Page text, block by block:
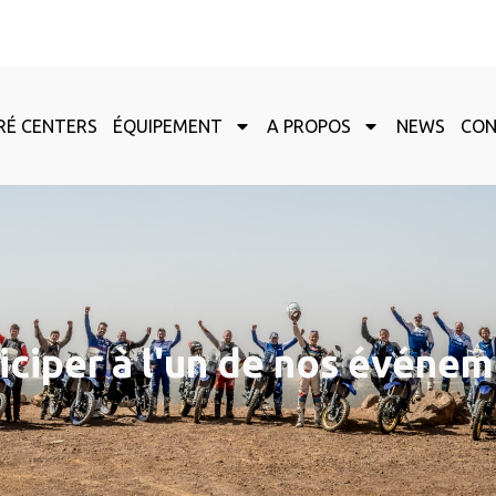
CENTERS ÉQUIPEMENT A PROPOS NEWS
à l'un de nos